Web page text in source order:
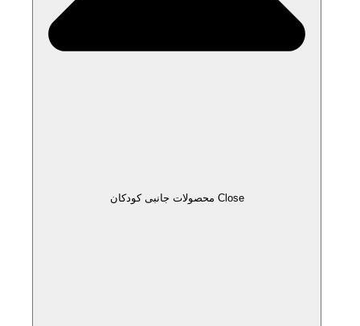
Close محصولات جانبی کودکان